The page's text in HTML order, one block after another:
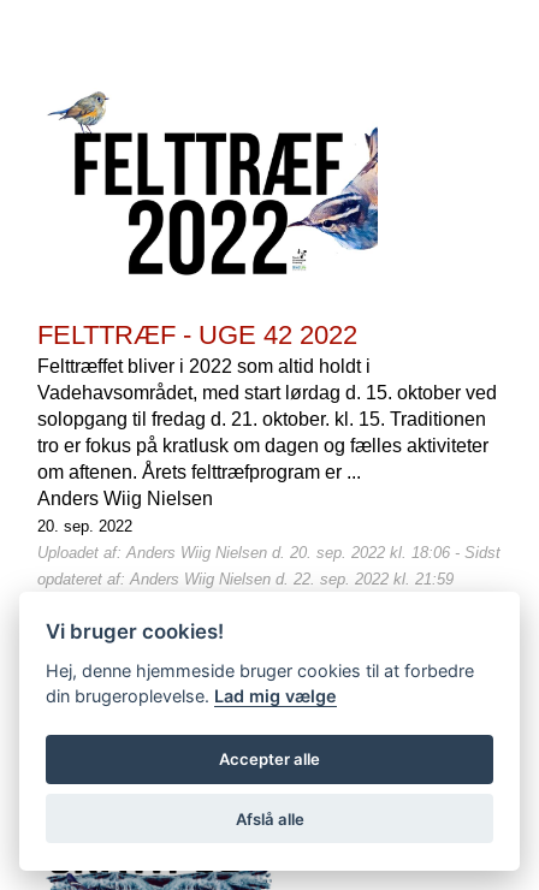
FELTTRÆF - UGE 42 2022
Felttræffet bliver i 2022 som altid holdt i
Vadehavsområdet, med start lørdag d. 15. oktober ved
solopgang til fredag d. 21. oktober. kl. 15. Traditionen
tro er fokus på kratlusk om dagen og fælles aktiviteter
om aftenen. Årets felttræfprogram er ...
Anders Wiig Nielsen
20. sep. 2022
Uploadet af: Anders Wiig Nielsen d. 20. sep. 2022 kl. 18:06 - Sidst
opdateret af: Anders Wiig Nielsen d. 22. sep. 2022 kl. 21:59
EMNEORD:FELTTRÆF,
Vi bruger cookies!
Hej, denne hjemmeside bruger cookies til at forbedre
din brugeroplevelse. Lad mig vælge
Accepter alle
Afslå alle